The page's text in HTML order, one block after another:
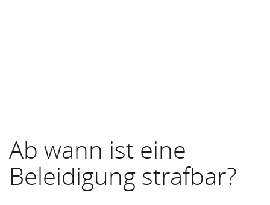
Ab wann ist eine
Beleidigung strafbar?